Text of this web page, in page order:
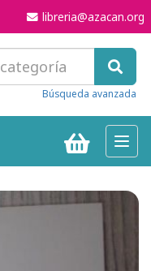
libreria@azacan.org
Búsqueda avanzada